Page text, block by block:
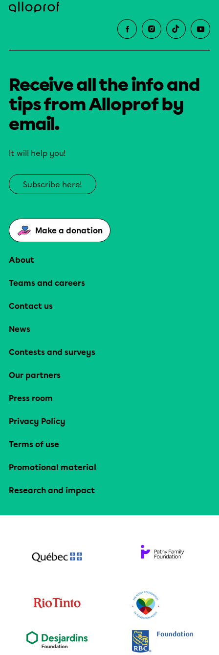
Receive all the info and
tips from Alloprof by
email.
It will help you!
Subscribe here!
Make a donation
About
Teams and careers
Contact us
News
Contests and surveys
Our partners
Press room
Privacy Policy
Terms of use
Promotional material
Research and impact